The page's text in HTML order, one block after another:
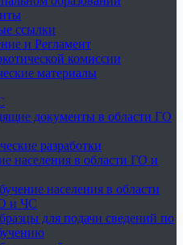
ссылки
и Регламент
комиссии
материалы
документы в области ГО
разработки
населения в области ГО и
населения в области
и ЧС
для подачи сведений по